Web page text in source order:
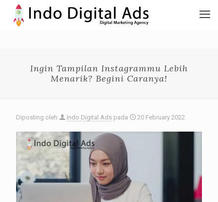
Ingin Tampilan Instagrammu Lebih
Menarik? Begini Caranya!
Diposting oleh Indo Digital Ads pada 20 February 2022